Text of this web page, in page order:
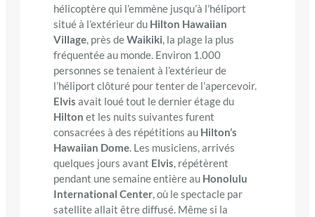
hélicoptère qui l’emmène jusqu’à l’héliport
situé à l’extérieur du Hilton Hawaiian
Village , près deWaikiki , la plage la plus
fréquentée au monde. Environ 1.000
personnes se tenaient à l’extérieur de
l’héliport clôturé pour tenter de l’apercevoir.
Elvisavait loué tout le dernier étage du
Hiltonet les nuits suivantes furent
consacrées à des répétitions au Hilton’s
Hawaiian Dome . Les musiciens, arrivés
quelques jours avant Elvis , répétèrent
pendant une semaine entière au Honolulu
International Center , où le spectacle par
satellite allait être diffusé. Même si la